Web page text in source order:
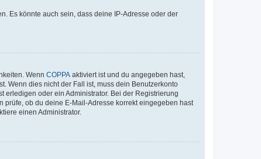
Es könnte auch sein, dass deine IP-Adresse oder der
Wenn COPPA aktiviert ist und du angegeben hast,
Wenn dies nicht der Fall ist, muss dein Benutzerkonto
oder ein Administrator. Bei der Registrierung
prüfe, ob du deine E-Mail-Adresse korrekt eingegeben hast
einen Administrator.